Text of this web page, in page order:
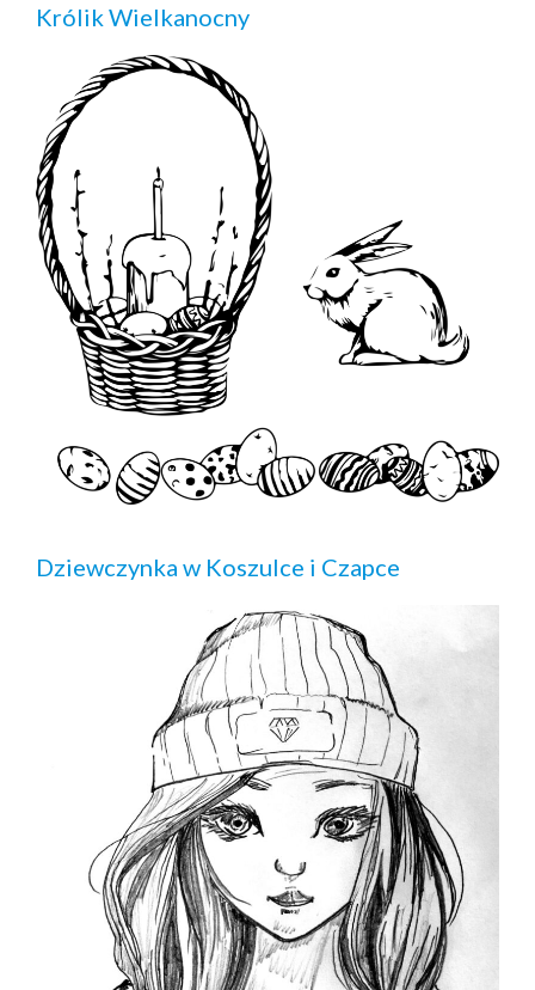
Królik Wielkanocny
Dziewczynka w Koszulce i Czapce